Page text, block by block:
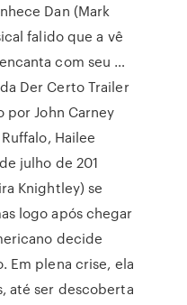
Dan (Mark
falido que a vê
com seu …
Der Certo Trailer
John Carney
Hailee
julho de 201
Knightley) se
logo após chegar
decide
Em plena crise, ela
até ser descoberta